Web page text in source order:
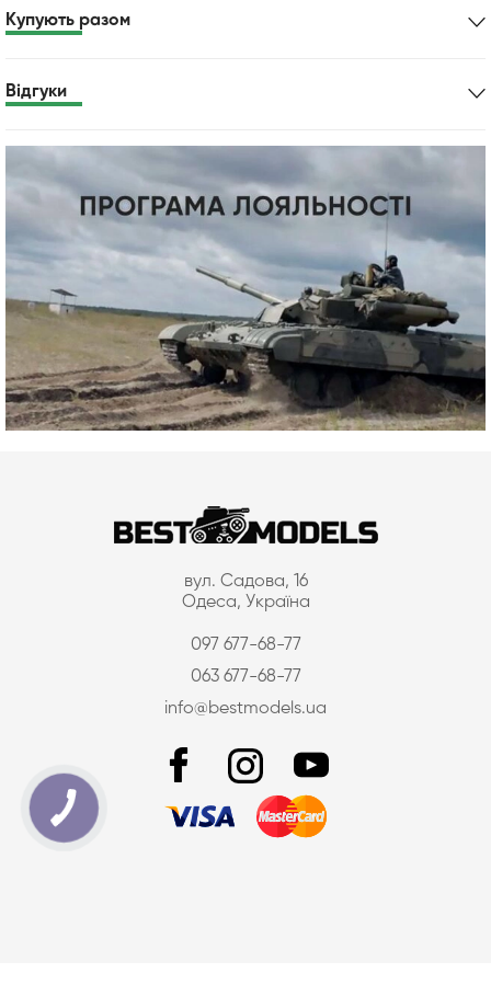
Купують разом
Відгуки
вул. Садова, 16
Одеса, Україна
097 677-68-77
063 677-68-77
info@bestmodels.ua